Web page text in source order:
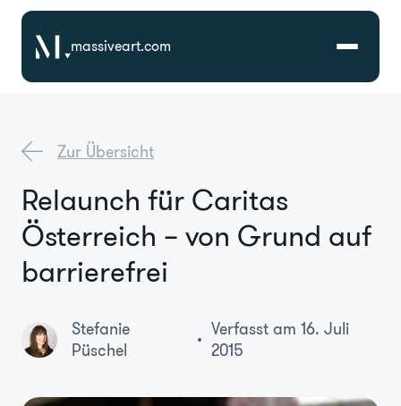
massiveart.com
Referenzen
Branchen
Karriere
Über Uns
Zur Übersicht
Relaunch für Caritas
Österreich – von Grund auf
barrierefrei
Stefanie
Püschel
Verfasst am 16. Juli
2015